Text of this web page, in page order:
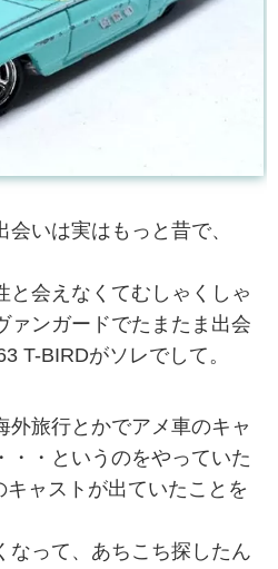
いは実はもっと昔で、
と会えなくてむしゃくしゃ
ァンガードでたまたま出会
T-BIRDがソレでして。
外旅行とかでアメ車のキャ
・・というのをやっていた
ャストが出ていたことを
なって、あちこち探したん